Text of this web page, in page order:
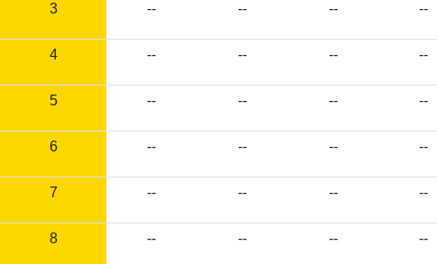
3 -- -- -- --
4 -- -- -- --
5 -- -- -- --
6 -- -- -- --
7 -- -- -- --
8 -- -- -- --